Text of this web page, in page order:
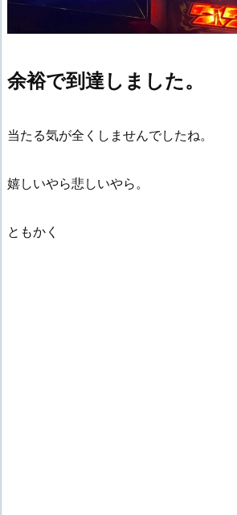
余裕で到達しました。
当たる気が全くしませんでしたね。
嬉しいやら悲しいやら。
ともかく